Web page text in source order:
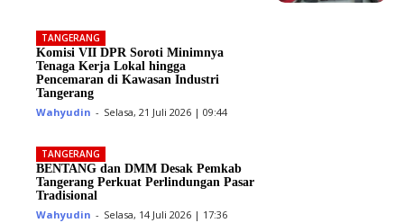
TANGERANG
Komisi VII DPR Soroti Minimnya
Tenaga Kerja Lokal hingga
Pencemaran di Kawasan Industri
Tangerang
Wahyudin - Selasa, 21 Juli 2026 | 09:44
TANGERANG
BENTANG dan DMM Desak Pemkab
Tangerang Perkuat Perlindungan Pasar
Tradisional
Wahyudin - Selasa, 14 Juli 2026 | 17:36